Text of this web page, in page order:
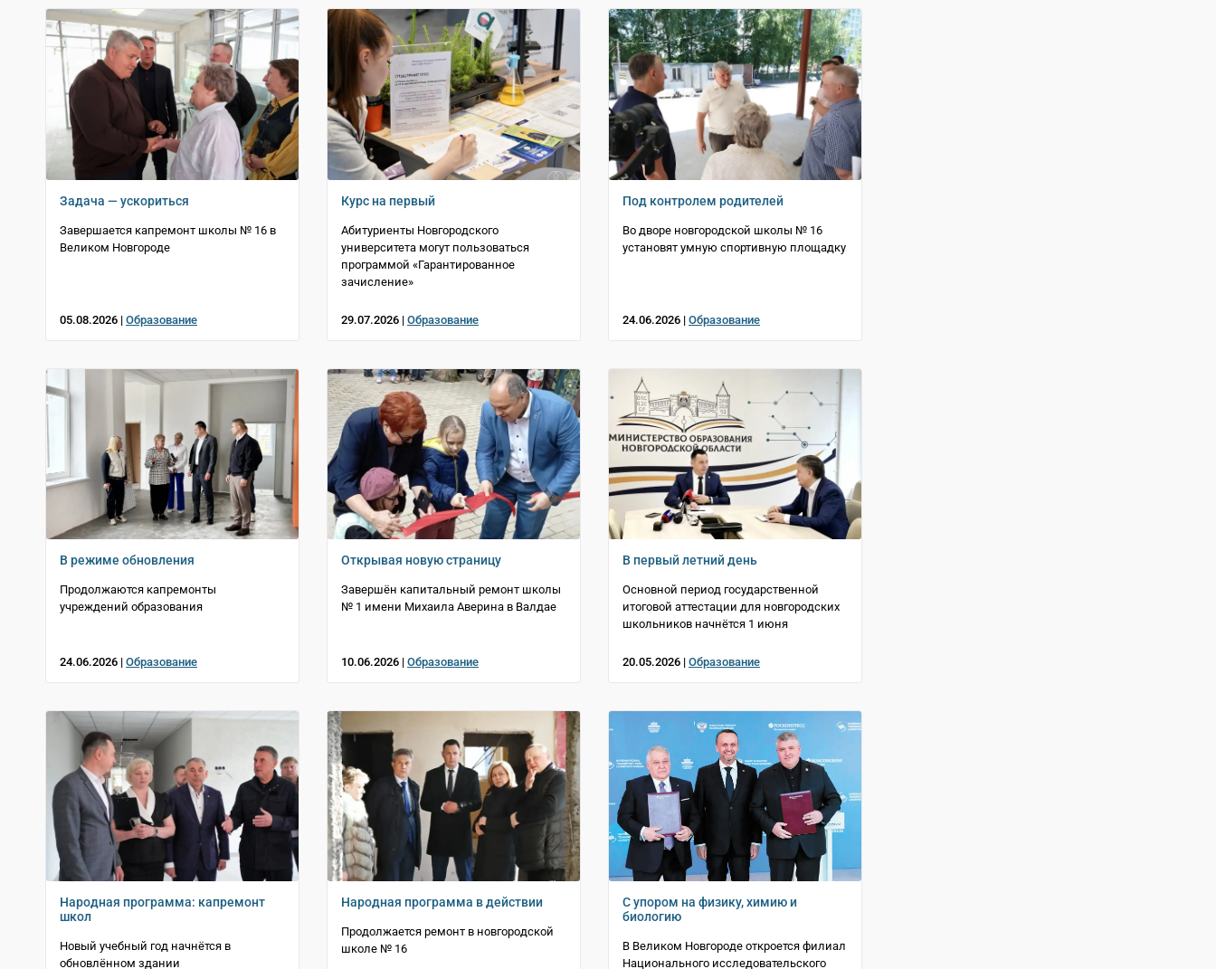
Задача — ускориться
Завершается капремонт школы № 16 в
Великом Новгороде
05.08.2026 | Образование
Курс на первый
Абитуриенты Новгородского
университета могут пользоваться
программой «Гарантированное
зачисление»
29.07.2026 | Образование
Под контролем родителей
Во дворе новгородской школы № 16
установят умную спортивную площадку
24.06.2026 | Образование
В режиме обновления
Продолжаются капремонты
учреждений образования
24.06.2026 | Образование
Открывая новую страницу
Завершён капитальный ремонт школы
№ 1 имени Михаила Аверина в Валдае
10.06.2026 | Образование
В первый летний день
Основной период государственной
итоговой аттестации для новгородских
школьников начнётся 1 июня
20.05.2026 | Образование
Народная программа: капремонт
школ
Новый учебный год начнётся в
обновлённом здании
Народная программа в действии
Продолжается ремонт в новгородской
школе № 16
С упором на физику, химию и
биологию
В Великом Новгороде откроется филиал
Национального исследовательского